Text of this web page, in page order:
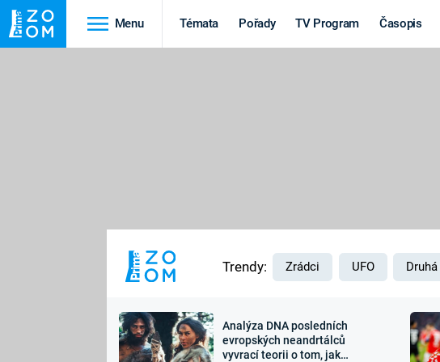
Menu Témata Pořady TV Program Časopis
Výročí
Trendy: Zrádci UFO
Analýza DNA posledních
evropských neandrtálců
vyvrací teorii o tom, jak